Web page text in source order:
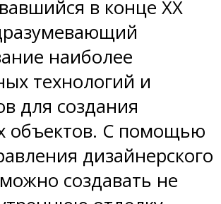
в конце ХХ
наиболее
технологий и
для создания
объектов. С помощью
дизайнерского
можно создавать не